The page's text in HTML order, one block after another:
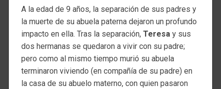
A la edad de 9 años, la separación de sus padres y
la muerte de su abuela paterna dejaron un profundo
impacto en ella. Tras la separación, Teresay sus
dos hermanas se quedaron a vivir con su padre;
pero como al mismo tiempo murió su abuela
terminaron viviendo (en compañía de su padre) en
la casa de su abuelo materno, con quien pasaron